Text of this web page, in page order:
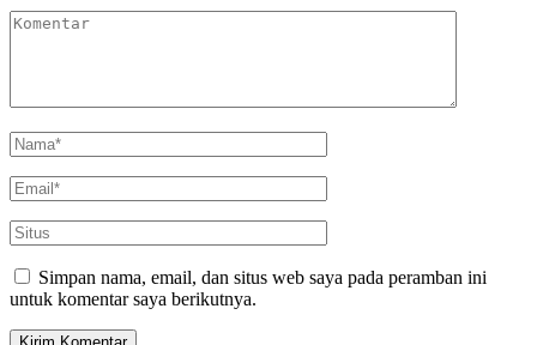
Simpan nama, email, dan situs web saya pada peramban ini
untuk komentar saya berikutnya.